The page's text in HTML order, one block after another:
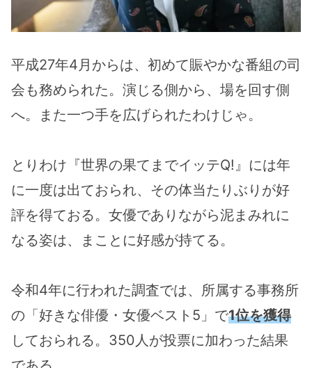
平成27年4月からは、初めて賑やかな番組の司
会も務められた。演じる側から、場を回す側
へ。また一つ手を広げられたわけじゃ。
とりわけ『世界の果てまでイッテQ!』には年
に一度は出ておられ、その体当たりぶりが好
評を得ておる。女優でありながら泥まみれに
なる姿は、まことに好感が持てる。
令和4年に行われた調査では、所属する事務所
の「好きな俳優・女優ベスト5」で1位を獲得
しておられる。350人が投票に加わった結果